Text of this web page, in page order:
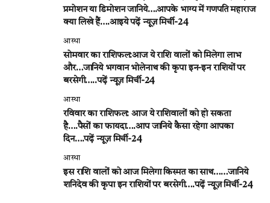
प्रमोशन या डिमोशन जानिये….आपके भाग्य में गणपति महाराज
क्या लिखे हैं….आइये पढ़ें न्यूज़ मिर्ची-24
आस्था
सोमवार का राशिफल:आज ये राशि वालों को मिलेगा लाभ
और…जानिये भगवान भोलेनाथ की कृपा इन-इन राशियों पर
बरसेगी…..पढ़ें न्यूज़ मिर्ची-24
आस्था
रविवार का राशिफल: आज ये राशिवालों को हो सकता
है….पैसों का फायदा….आप जानिये कैसा रहेगा आपका
दिन….पढ़ें न्यूज़ मिर्ची-24
आस्था
इस राशि वालों को आज मिलेगा किस्मत का साथ……जानिये
शनिदेव की कृपा इन राशियों पर बरसेगी….पढ़ें न्यूज़ मिर्ची-24